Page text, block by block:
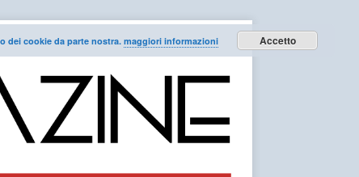
dei cookie da parte nostra.maggiori informazioni Accetto